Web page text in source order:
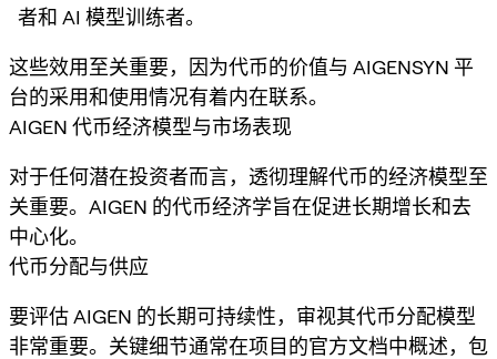
者和 AI 模型训练者。
这些效用至关重要，因为代币的价值与 AIGENSYN 平
台的采用和使用情况有着内在联系。
AIGEN 代币经济模型与市场表现
对于任何潜在投资者而言，透彻理解代币的经济模型至
关重要。AIGEN 的代币经济学旨在促进长期增长和去
中心化。
代币分配与供应
要评估 AIGEN 的长期可持续性，审视其代币分配模型
非常重要。关键细节通常在项目的官方文档中概述，包